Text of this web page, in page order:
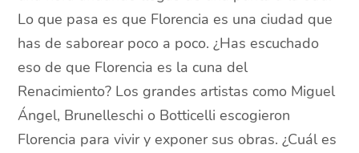
Lo que pasa es que Florencia es una ciudad que
has de saborear poco a poco. ¿Has escuchado
eso de que Florencia es la cuna del
Renacimiento? Los grandes artistas como Miguel
Ángel, Brunelleschi o Botticelli escogieron
Florencia para vivir y exponer sus obras. ¿Cuál es